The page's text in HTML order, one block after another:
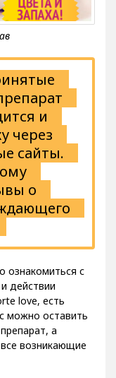
и
через
сайты.
о
ознакомиться с
действии
love, есть
можно оставить
а
возникающие